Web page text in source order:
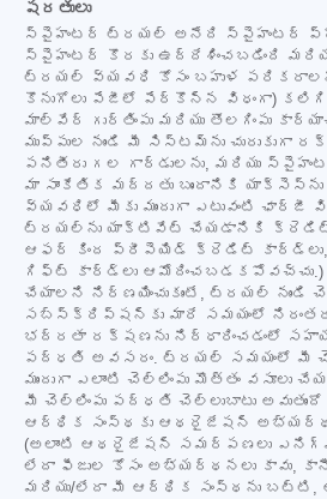
షరతులు
స్పైహంటర్ ట్రయల్ అనేది స్పైహంటర్
స్పైహంటర్ కొరకు ఉద్దేశించబడింది
ట్రయల్ వ్యవధి కోసం బహుళ
కొనుగోలు పేజీలో పేర్కొన్న విధంగా) కలిగి
మాల్వేర్ గుర్తింపు మరియు తొలగింపు
ముప్పుల నుండి మీ సిస్టమ్‌ను చురుకుగా
పనితీరు గల గార్డులను, మరియు
మా సాంకేతిక మద్దతు బృందానికి యాక్సెస్‌ను
వ్యవధిలో మీకు ముందుగా ఎటువంటి ఛార్జీ
ట్రయల్‌ను యాక్టివేట్ చేయడానికి క్రెడిట్
ఆఫర్ కింద ప్రీపెయిడ్ క్రెడిట్
గిఫ్ట్ కార్డ్‌లు ఆమోదించబడకపోవచ్చు.)
చేయాలని నిర్ణయించుకుంటే, ట్రయల్ నుండి
సబ్‌స్క్రిప్షన్‌కు మారే సమయంలో
భద్రతా రక్షణను నిర్ధారించడంలో
పద్ధతి అవసరం. ట్రయల్ సమయంలో మీ
ముందుగా ఎలాంటి చెల్లింపు మొత్తం
మీ చెల్లింపు పద్ధతి చెల్లుబాటు
ఆర్థిక సంస్థకు ఆథరైజేషన్
(అలాంటి ఆథరైజేషన్ సమర్పణలు
లేదా ఫీజుల కోసం అభ్యర్థనలు కావు,
మరియు/లేదా మీ ఆర్థిక సంస్థను